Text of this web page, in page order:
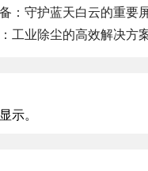
：守护蓝天白云的重要
工业除尘的高效解决方
示。